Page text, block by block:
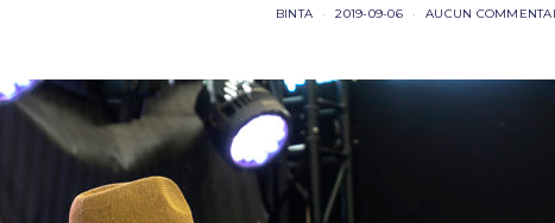
BINTA 2019-09-06 AUCUN